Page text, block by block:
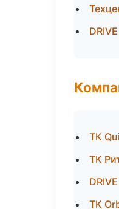
ТК
ТК
ТК